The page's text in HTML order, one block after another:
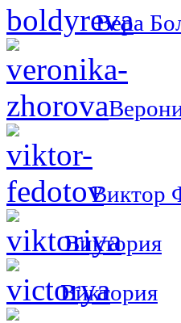
Вера
Виктор
Виктория
Виктория